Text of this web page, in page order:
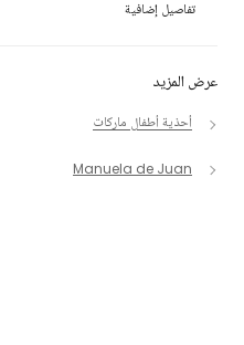
عرض المزيد
أحذية أطفال ماركات
Manuela de Juan
تفاصيل إضافية